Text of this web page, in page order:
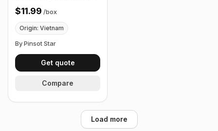
Marinating Grilled Pork
with Char Siu, 80g - Box
of 24 Packets
$11.99 /box
Origin: Vietnam
By Pinsot Star
Get quote
Compare
Load more